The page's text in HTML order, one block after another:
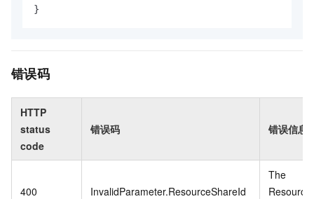
}
错误码
HTTP
status
code
错误码 错误信息
400 InvalidParameter.ResourceShareId
The